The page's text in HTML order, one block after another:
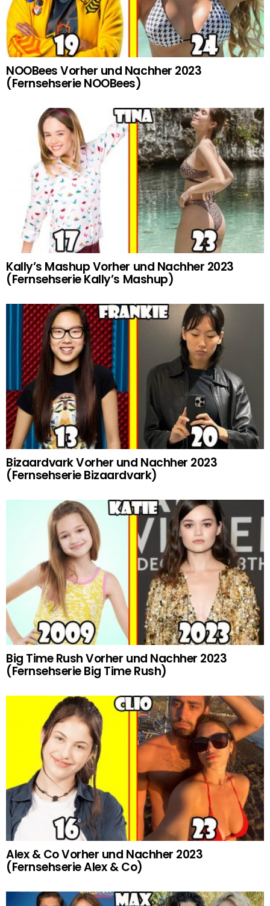
NOOBees Vorher und Nachher 2023
(Fernsehserie NOOBees)
Kally’s Mashup Vorher und Nachher 2023
(Fernsehserie Kally’s Mashup)
Bizaardvark Vorher und Nachher 2023
(Fernsehserie Bizaardvark)
Big Time Rush Vorher und Nachher 2023
(Fernsehserie Big Time Rush)
Alex & Co Vorher und Nachher 2023
(Fernsehserie Alex & Co)